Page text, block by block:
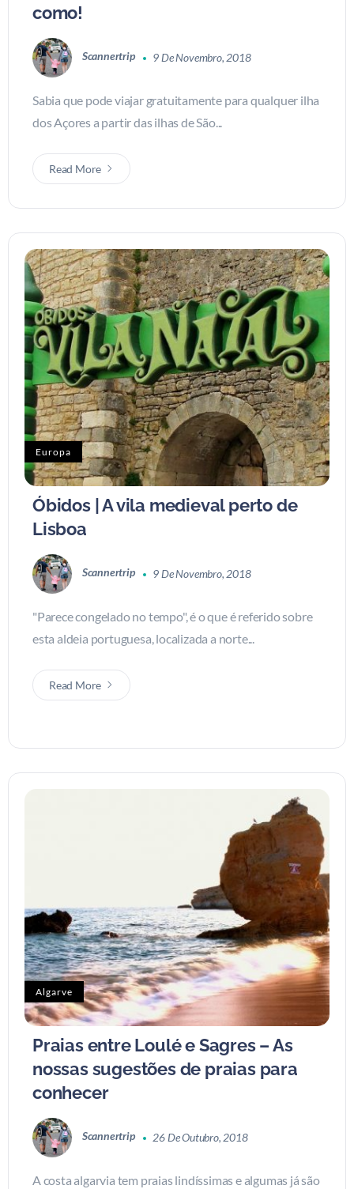
como!
Scannertrip 9 De Novembro, 2018
Sabia que pode viajar gratuitamente para qualquer ilha
dos Açores a partir das ilhas de São...
Read More
Europa
Óbidos | A vila medieval perto de
Lisboa
Scannertrip 9 De Novembro, 2018
"Parece congelado no tempo", é o que é referido sobre
esta aldeia portuguesa, localizada a norte...
Read More
Algarve
Praias entre Loulé e Sagres – As
nossas sugestões de praias para
conhecer
Scannertrip 26 De Outubro, 2018
A costa algarvia tem praias lindíssimas e algumas já são